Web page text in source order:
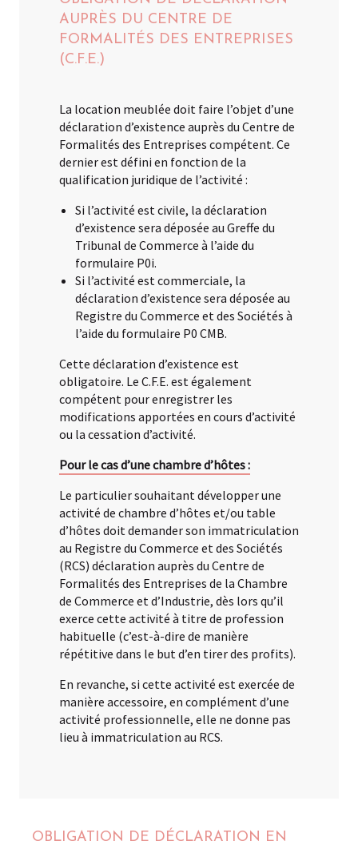
AUPRÈS DU CENTRE DE
FORMALITÉS DES ENTREPRISES
(C.F.E.)
La location meublée doit faire l’objet d’une
déclaration d’existence auprès du Centre de
Formalités des Entreprises compétent. Ce
dernier est défini en fonction de la
qualification juridique de l’activité :
Si l’activité est civile, la déclaration
d’existence sera déposée au Greffe du
Tribunal de Commerce à l’aide du
formulaire P0i.
Si l’activité est commerciale, la
déclaration d’existence sera déposée au
Registre du Commerce et des Sociétés à
l’aide du formulaire P0 CMB.
Cette déclaration d’existence est
obligatoire. Le C.F.E. est également
compétent pour enregistrer les
modifications apportées en cours d’activité
ou la cessation d’activité.
Pour le cas d’une chambre d’hôtes :
Le particulier souhaitant développer une
activité de chambre d’hôtes et/ou table
d’hôtes doit demander son immatriculation
au Registre du Commerce et des Sociétés
(RCS) déclaration auprès du Centre de
Formalités des Entreprises de la Chambre
de Commerce et d’Industrie, dès lors qu’il
exerce cette activité à titre de profession
habituelle (c’est-à-dire de manière
répétitive dans le but d’en tirer des profits).
En revanche, si cette activité est exercée de
manière accessoire, en complément d’une
activité professionnelle, elle ne donne pas
lieu à immatriculation au RCS.
OBLIGATION DE DÉCLARATION EN